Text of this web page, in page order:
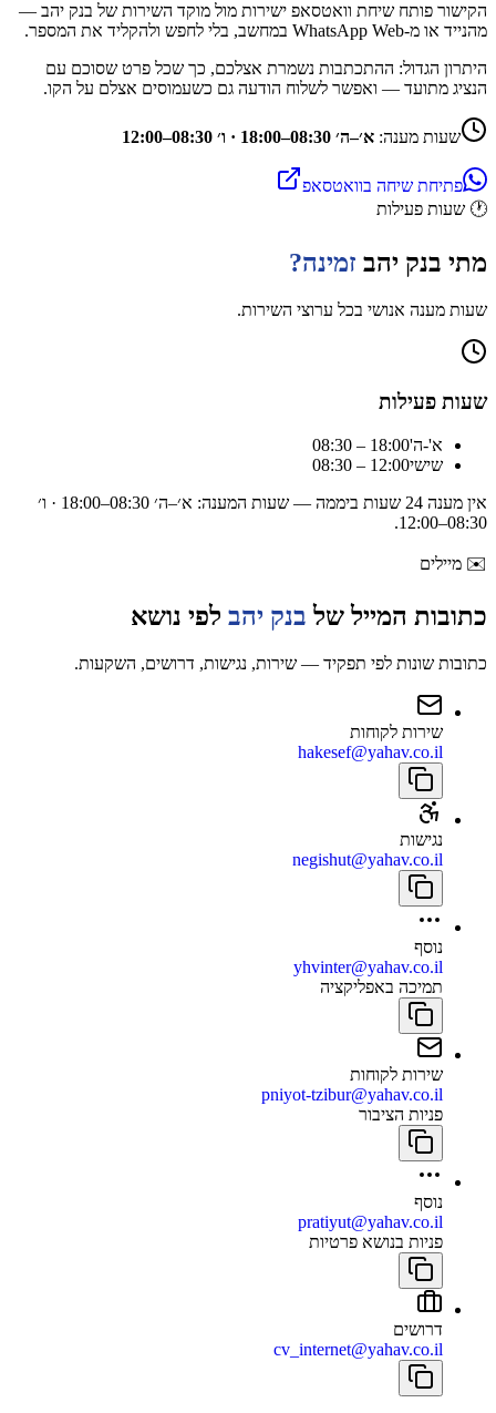
הקישור פותח שיחת וואטסאפ ישירות מול מוקד השירות של בנק יהב —
מהנייד או מ-WhatsApp Web במחשב, בלי לחפש ולהקליד את המספר.
היתרון הגדול: ההתכתבות נשמרת אצלכם, כך שכל פרט שסוכם עם
הנציג מתועד — ואפשר לשלוח הודעה גם כשעמוסים אצלם על הקו.
שעות מענה: א׳–ה׳ 08:30–18:00 · ו׳ 08:30–12:00
פתיחת שיחה בוואטסאפ
🕐 שעות פעילות
מתי בנק יהב זמינה?
שעות מענה אנושי בכל ערוצי השירות.
שעות פעילות
א'-ה'08:30 – 18:00
שישי08:30 – 12:00
אין מענה 24 שעות ביממה — שעות המענה:
א׳–ה׳ 08:30–18:00 · ו׳
08:30–12:00
.
✉️ מיילים
כתובות המייל של בנק יהב לפי נושא
כתובות שונות לפי תפקיד — שירות, נגישות, דרושים, השקעות.
שירות לקוחות
hakesef@yahav.co.il
נגישות
negishut@yahav.co.il
נוסף
yhvinter@yahav.co.il
תמיכה באפליקציה
שירות לקוחות
pniyot-tzibur@yahav.co.il
פניות הציבור
נוסף
pratiyut@yahav.co.il
פניות בנושא פרטיות
דרושים
cv_internet@yahav.co.il